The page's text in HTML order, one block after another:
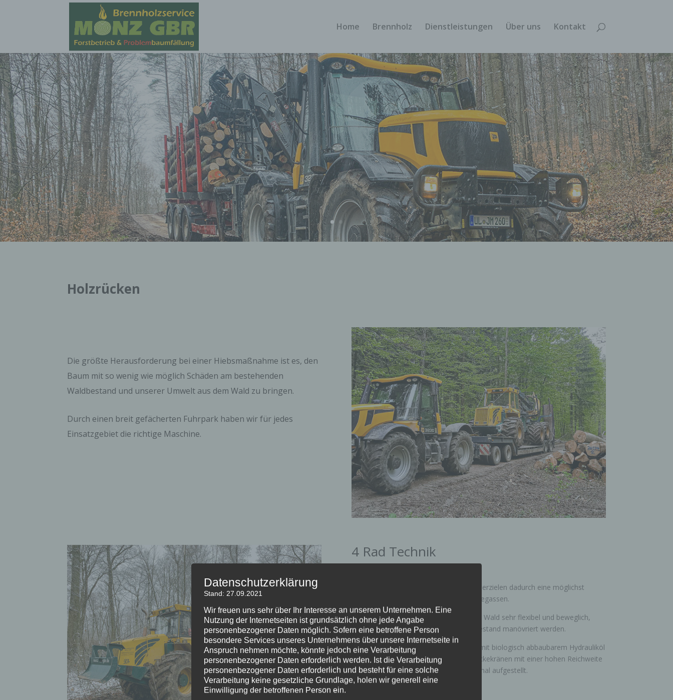
Home Brennholz Dienstleistungen Über uns Kontakt
Holzrücken
Die größte Herausforderung bei einer Hiebsmaßnahme ist es, den
Baum mit so wenig wie möglich Schäden am bestehenden
Waldbestand und unserer Umwelt aus dem Wald zu bringen.
Durch einen breit gefächerten Fuhrpark haben wir für jedes
Einsatzgebiet die richtige Maschine.
4 Rad Technik
Wir setzen hier auf breite Bereifung und erzielen dadurch eine möglichst
geringe Bodenverdichtung auf den Rückegassen.
Durch unsere Knickschlepper sind wir im Wald sehr flexibel und beweglich,
dadurch können Bäume gut aus dem Bestand manövriert werden.
Unsere Rückemaschinen sind komplett mit biologisch abbaubarem Hydrauliköl
ausgestattet. Durch den Einsatz von Rückekränen mit einer hohen Reichweite
und einer großen Hubkraft sind wir optimal aufgestellt.
Datenschutzerklärung
Stand: 27.09.2021
Wir freuen uns sehr über Ihr Interesse an unserem Unternehmen. Eine
Nutzung der Internetseiten ist grundsätzlich ohne jede Angabe
personenbezogener Daten möglich. Sofern eine betroffene Person
besondere Services unseres Unternehmens über unsere Internetseite in
Anspruch nehmen möchte, könnte jedoch eine Verarbeitung
personenbezogener Daten erforderlich werden. Ist die Verarbeitung
personenbezogener Daten erforderlich und besteht für eine solche
Verarbeitung keine gesetzliche Grundlage, holen wir generell eine
Einwilligung der betroffenen Person ein.